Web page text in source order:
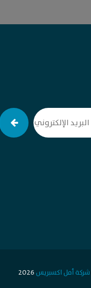
شركة أمل اكسبريس